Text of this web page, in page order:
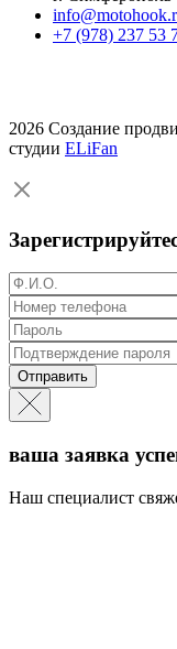
+7 (978) 237 53
2026 Создание
студии ELiFan
Отправить
ваша заявка
Наш специалист